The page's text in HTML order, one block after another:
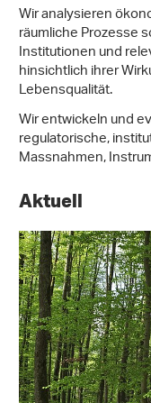
Wir analysieren
räumliche Prozesse
Institutionen und
hinsichtlich ihrer
Lebensqualität.
Wir entwickeln und
regulatorische,
Massnahmen,
Aktuell